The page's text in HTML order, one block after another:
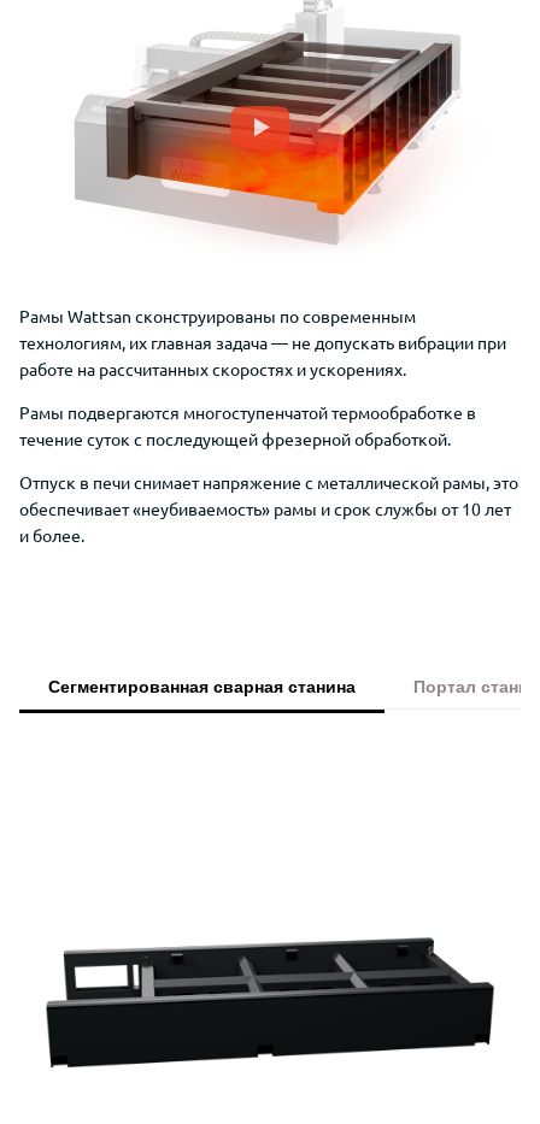
Рамы Wattsan сконструированы по современным
технологиям, их главная задача — не допускать вибрации при
работе на рассчитанных скоростях и ускорениях.
Рамы подвергаются многоступенчатой термообработке в
течение суток с последующей фрезерной обработкой.
Отпуск в печи снимает напряжение с металлической рамы, это
обеспечивает «неубиваемость» рамы и срок службы от 10 лет
и более.
Сегментированная сварная станина Портал станка